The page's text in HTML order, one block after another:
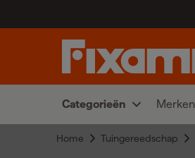
Categorieën Merken
Home Tuingereedschap